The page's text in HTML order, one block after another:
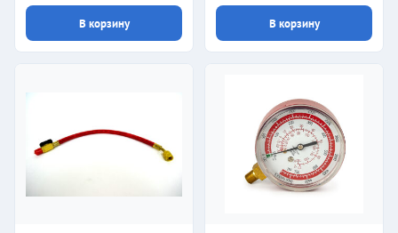
В корзину В корзину